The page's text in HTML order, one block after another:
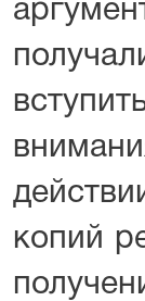
копий